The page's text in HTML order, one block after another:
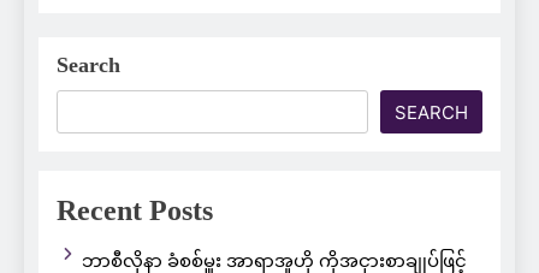
Search
SEARCH
Recent Posts
ဘာစီလိုနာ ခံစစ်မှူး အာရာအူဟို ကိုအငှားစာချုပ်ဖြင့်